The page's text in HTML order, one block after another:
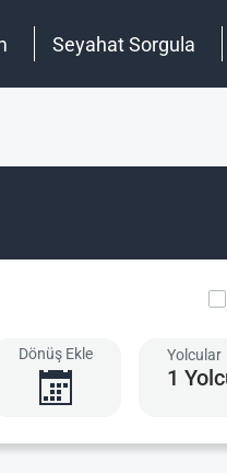
Seyahat Sorgula
Dönüş Ekle Yolcular
1